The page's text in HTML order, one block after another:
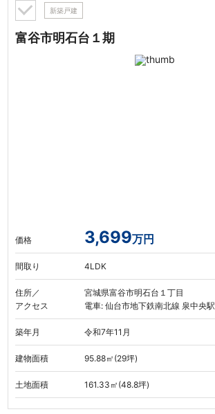
新築戸建
富谷市明石台１期
価格 3,699万円
間取り 4LDK
住所／
アクセス
宮城県富谷市明石台１丁目
電車: 仙台市地下鉄南北線 泉中央駅
築年月 令和7年11月
建物面積 95.88㎡(29坪)
土地面積 161.33㎡(48.8坪)